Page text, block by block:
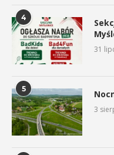
4
31
5
3